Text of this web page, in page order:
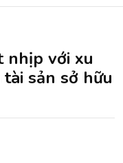
nhịp với xu
sản sở hữu